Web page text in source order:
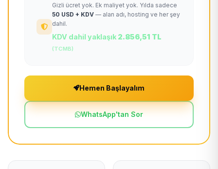
Gizli ücret yok. Ek maliyet yok. Yılda sadece
50 USD + KDV — alan adı, hosting ve her şey
dahil.
KDV dahil yaklaşık 2.856,51 TL
(TCMB)
Hemen Başlayalım
WhatsApp'tan Sor